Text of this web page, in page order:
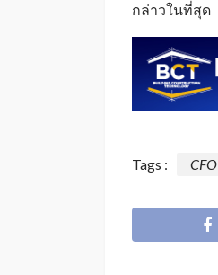
กล่าวในที่สุด
Tags : CFO